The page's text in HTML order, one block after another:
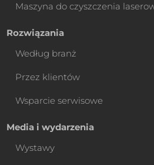
Maszyna do czyszczenia
Rozwiązania
Według branż
Przez klientów
Wsparcie serwisowe
Media i wydarzenia
Wystawy